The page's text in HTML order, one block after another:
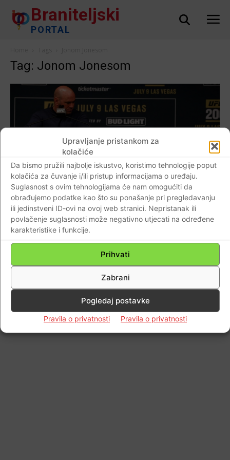
Upravljanje pristankom za
kolačiće
Da bismo pružili najbolje iskustvo, koristimo tehnologije poput
kolačića za čuvanje i/ili pristup informacijama o uređaju.
Suglasnost s ovim tehnologijama će nam omogućiti da
obrađujemo podatke kao što su ponašanje pri pregledavanju
ili jedinstveni ID-ovi na ovoj web stranici. Nepristanak ili
povlačenje suglasnosti može negativno utjecati na određene
karakteristike i funkcije.
Prihvati
Zabrani
Pogledaj postavke
Pravila o privatnosti Pravila o privatnosti
Braniteljski
PORTAL
Tag: Jonom Jonesom
AKTUALNO
Jones demantira Whitea: ‘30 milijuna? Priča
li netko s tobom u moje ime ili…‘
Braniteljski portal
Kontaktirajte nas